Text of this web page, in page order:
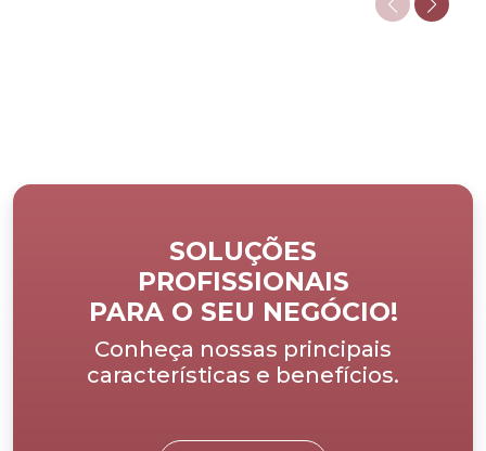
SOLUÇÕES
PROFISSIONAIS
PARA O SEU NEGÓCIO!
Conheça nossas principais
características e benefícios.